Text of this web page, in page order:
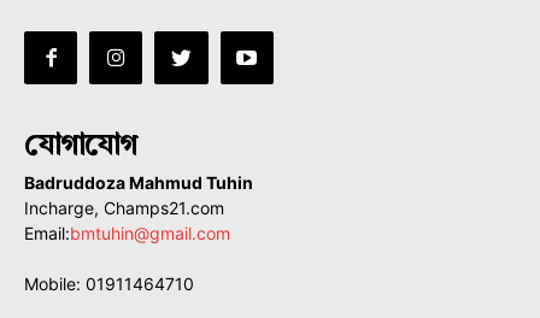
যোগাযোগ
Badruddoza Mahmud Tuhin
Incharge, Champs21.com
Email:bmtuhin@gmail.com
Mobile: 01911464710